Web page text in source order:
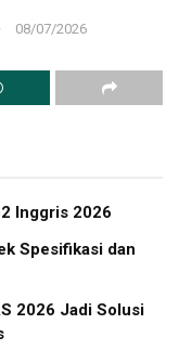
08/07/2026
Inggris 2026
Spesifikasi dan
2026 Jadi Solusi